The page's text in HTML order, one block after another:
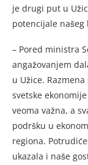
je drugi put u
potencijale našeg
– Pored ministra
angažovanjem
u Užice.
svetske
veoma važna, a
podršku u
regiona.
ukazala i naše